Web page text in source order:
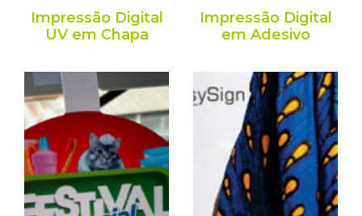
Impressão Digital
UV em Chapa
Impressão Digital
em Adesivo